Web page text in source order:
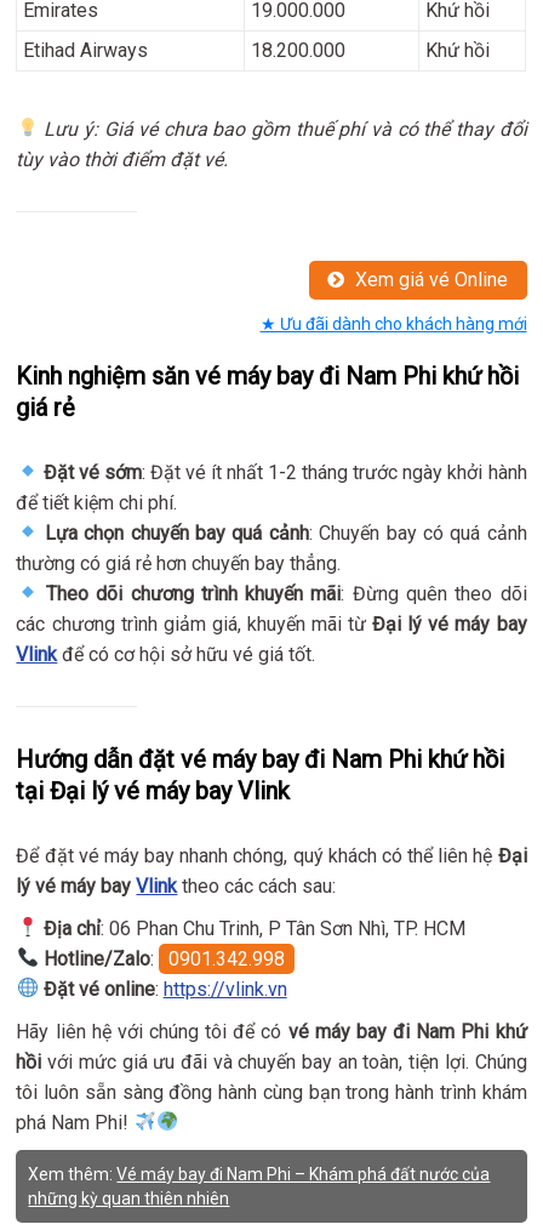
Emirates 19.000.000
Khứ hồi
Etihad Airways
18.200.000 Khứ hồi
Lưu ý: Giá vé chưa bao gồm thuế phí và có thể thay đổi
tùy vào thời điểm đặt vé.
Xem giá vé Online
★ Ưu đãi dành cho khách hàng mới
Kinh nghiệm săn vé máy bay đi Nam Phi khứ hồi
giá rẻ
Đặt vé sớm: Đặt vé ít nhất 1-2 tháng trước ngày khởi hành
để tiết kiệm chi phí.
Lựa chọn chuyến bay quá cảnh: Chuyến bay có quá cảnh
thường có giá rẻ hơn chuyến bay thẳng.
Theo dõi chương trình khuyến mãi: Đừng quên theo dõi
các chương trình giảm giá, khuyến mãi từĐại lý vé máy bay
Vlinkđể có cơ hội sở hữu vé giá tốt.
Hướng dẫn đặt vé máy bay đi Nam Phi khứ hồi
tại Đại lý vé máy bay Vlink
Để đặt vé máy bay nhanh chóng, quý khách có thể liên hệ Đại
lý vé máy bayVlinktheo các cách sau:
Địa chỉ: 06 Phan Chu Trinh, P Tân Sơn Nhì, TP. HCM
Hotline/Zalo:
0901.342.998
Đặt vé online: https://vlink.vn
Hãy liên hệ với chúng tôi để có vé máy bay đi Nam Phi khứ
hồi với mức giá ưu đãi và chuyến bay an toàn, tiện lợi. Chúng
tôi luôn sẵn sàng đồng hành cùng bạn trong hành trình khám
phá Nam Phi!
Xem thêm:Vé máy bay đi Nam Phi – Khám phá đất nước của
những kỳ quan thiên nhiên